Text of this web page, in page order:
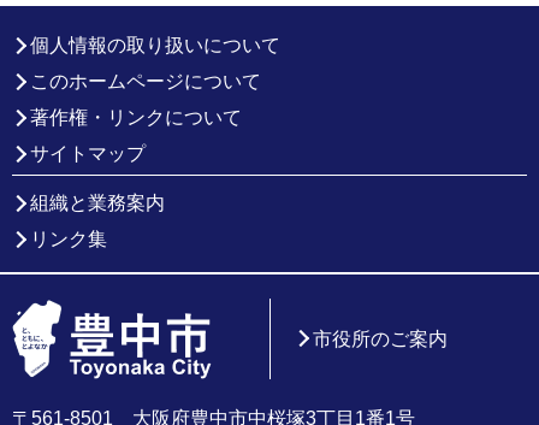
個人情報の取り扱いについて
このホームページについて
著作権・リンクについて
サイトマップ
組織と業務案内
リンク集
〒561-8501 大阪府豊中市中桜塚3丁目1番1号
市役所のご案内